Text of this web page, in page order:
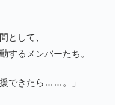
として、
するメンバーたち。
できたら……。」